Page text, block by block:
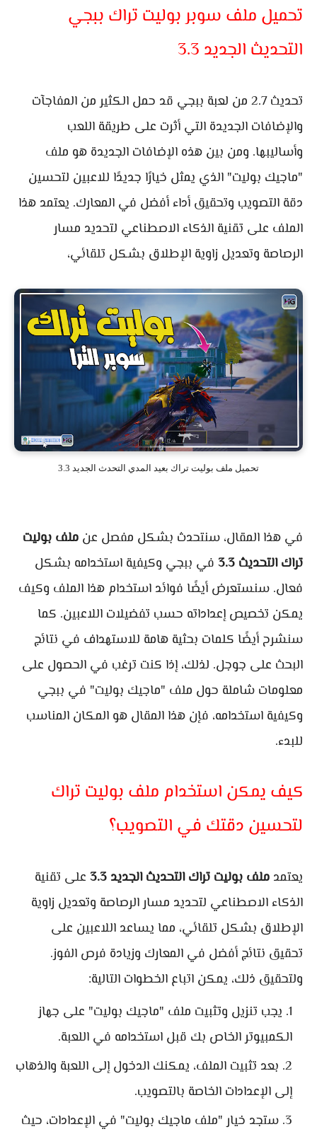
تحميل ملف سوبر بوليت تراك ببجي
التحديث الجديد 3.3
تحديث 2.7 من لعبة ببجي قد حمل الكثير من المفاجآت
والإضافات الجديدة التي أثرت على طريقة اللعب
وأساليبها. ومن بين هذه الإضافات الجديدة هو ملف
"ماجيك بوليت" الذي يمثل خيارًا جديدًا للاعبين لتحسين
دقة التصويب وتحقيق أداء أفضل في المعارك. يعتمد هذا
الملف على تقنية الذكاء الاصطناعي لتحديد مسار
الرصاصة وتعديل زاوية الإطلاق بشكل تلقائي،
تحميل ملف بوليت تراك بعيد المدي التحدث الجديد 3.3
في هذا المقال، سنتحدث بشكل مفصل عن ملف بوليت
تراك التحديث 3.3
في ببجي وكيفية استخدامه بشكل
فعال. سنستعرض أيضًا فوائد استخدام هذا الملف وكيف
يمكن تخصيص إعداداته حسب تفضيلات اللاعبين. كما
سنشرح أيضًا كلمات بحثية هامة للاستهداف في نتائج
البحث على جوجل. لذلك، إذا كنت ترغب في الحصول على
معلومات شاملة حول ملف "ماجيك بوليت" في ببجي
وكيفية استخدامه، فإن هذا المقال هو المكان المناسب
للبدء.
كيف يمكن استخدام ملف بوليت تراك
لتحسين دقتك في التصويب؟
يعتمد ملف بوليت تراك التحديث الجديد 3.3
على تقنية
الذكاء الاصطناعي لتحديد مسار الرصاصة وتعديل زاوية
الإطلاق بشكل تلقائي، مما يساعد اللاعبين على
تحقيق نتائج أفضل في المعارك وزيادة فرص الفوز.
ولتحقيق ذلك، يمكن اتباع الخطوات التالية:
يجب تنزيل وتثبيت ملف "ماجيك بوليت" على جهاز
الكمبيوتر الخاص بك قبل استخدامه في اللعبة.
بعد تثبيت الملف، يمكنك الدخول إلى اللعبة والذهاب
إلى الإعدادات الخاصة بالتصويب.
ستجد خيار "ملف ماجيك بوليت" في الإعدادات، حيث